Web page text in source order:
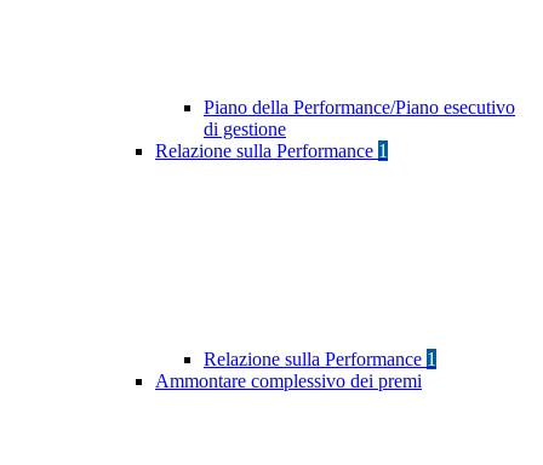
Piano della Performance/Piano esecutivo
di gestione
Relazione sulla Performance 1
Relazione sulla Performance 1
Ammontare complessivo dei premi